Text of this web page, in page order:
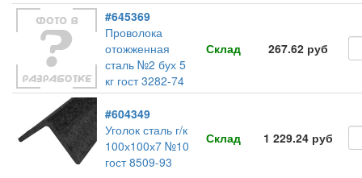
#645369
Проволока
отожженная
сталь №2 бух 5
кг гост 3282-74
Склад 267.62 руб
#604349
Уголок сталь г/к
100х100х7 №10
гост 8509-93
Склад 1 229.24 руб